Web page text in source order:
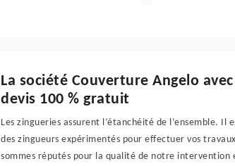
La société Couverture Angelo
devis 100 % gratuit
Les zingueries assurent l’étanchéité de l’ensemble.
des zingueurs expérimentés pour effectuer vos
sommes réputés pour la qualité de notre intervention